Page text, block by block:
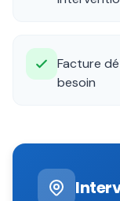
Facture
besoin